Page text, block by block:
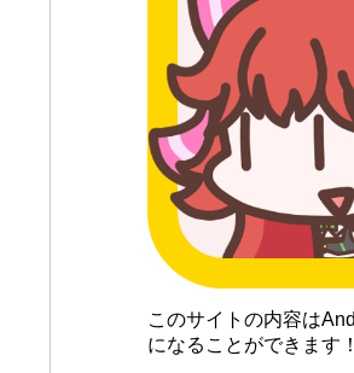
このサイトの内容は
になることができます！